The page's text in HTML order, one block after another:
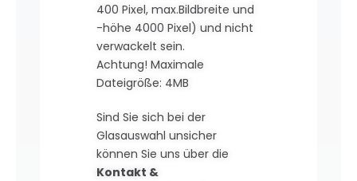
400 Pixel, max.Bildbreite und
-höhe 4000 Pixel) und nicht
verwackelt sein.
Achtung! Maximale
Dateigröße: 4MB
Sind Sie sich bei der
Glasauswahl unsicher
können Sie uns über die
Kontakt &